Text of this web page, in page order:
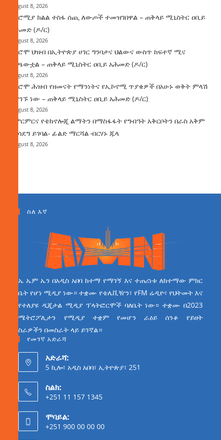
August 8, 2026
በኦሮሚያ ክልል ተስፋ ሰጪ ለውጦች ተመዝገበዋል – ጠቅላይ ሚኒስትር ዐቢይ
አሕመድ (ዶ/ር)
August 8, 2026
የኦሮሞ ህዝብ በኢትዮጵያ ሀገር ግንባታና ህልውና ውስጥ ከፍተኛ ሚና
ተጫውቷል – ጠቅላይ ሚኒስትር ዐቢይ አሕመድ (ዶ/ር)
August 8, 2026
የኦሮሞ ሕዝብ የዘመናት የማንነትና የኢኮኖሚ ጥያቄዎች በአሁኑ ወቅት ምላሽ
እያገኙ ነው – ጠቅላይ ሚኒስትር ዐቢይ አሕመድ (ዶ/ር)
August 8, 2026
የምርምርና የቴክኖሎጂ ልማትን በማስፋፋት የግብዓት አቅርቦትን በራስ አቅም
ማሳደግ ይገባል- ፊልድ ማርሻል ብርሃኑ ጁላ
August 8, 2026
ስለ እኛ
ኤ ኤም ኤን በአዲስ አበባ ከተማ የማገኝ እና ተጠሪነቱ ለከተማው ምክር
ቤት የሆነ ሚዲያ ነው። ተቋሙ የቴሌቪዥን፣ የFM ሬዲዮ፣ የህትመት እና
የተለያዩ ዲጂታል ሚዲያ ፕላትፎርሞች ባለቤት ነው። ተቋሙ በ2023
ሜትሮፖሊታን የሚዲያ ተቋም የመሆን ራዕይ ሰንቆ የይዘት
ስራዎችን በመስራት ላይ ይገኛል።
የመገኛ አድራሻ
አድራሻ:
5 ኪሎ፣ አዲስ አበባ፣ ኢትዮጵያ፣ 251
ስልክ:
+251 11 157 1345
ሞባይል:
+251 900 00 00 00